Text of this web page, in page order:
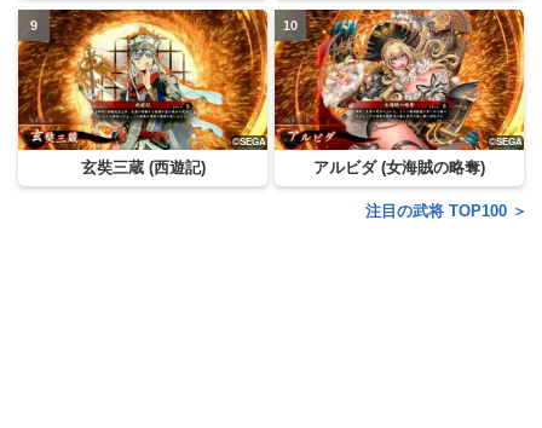
玄奘三蔵 (西遊記) アルビダ (女海賊の略奪)
注目の武将 TOP100 ＞